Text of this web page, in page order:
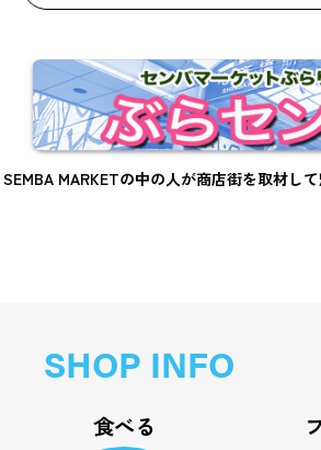
SEMBA MARKETの中の人が商店街を取材し
SHOP INFO
食べる